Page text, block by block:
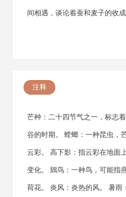
间相遇，谈论着蚕和麦子的收
注释
芒种：二十四节气之一，标志
谷的时期。 螳螂：一种昆虫，
云彩。 高下影：指云彩在地面
变化。 鴳鸟：一种鸟，可能指
荷花。 炎风：炎热的风。 暑雨